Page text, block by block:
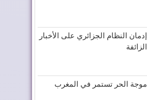
إدمان النظام الجزائري على الأخبار
الزائفة
موجة الحر تستمر في المغرب